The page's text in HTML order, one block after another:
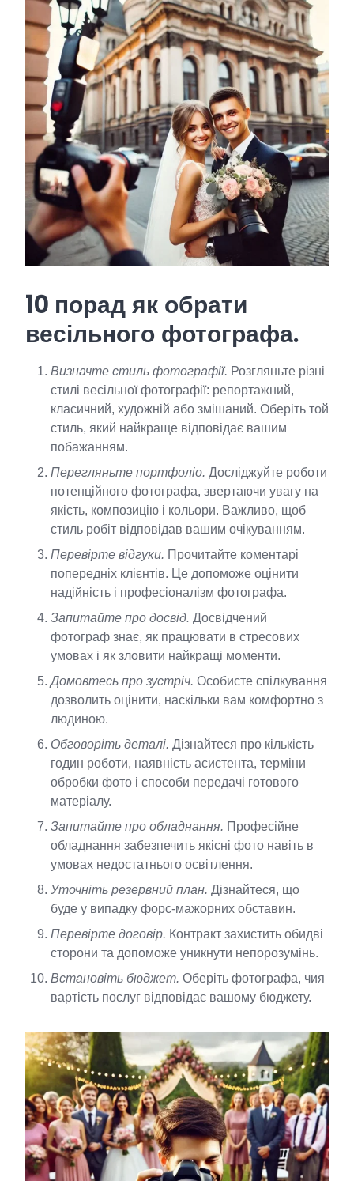
10 порад як обрати
весільного фотографа.
Визначте стиль фотографії. Розгляньте різні
стилі весільної фотографії: репортажний,
класичний, художній або змішаний. Оберіть той
стиль, який найкраще відповідає вашим
побажанням.
Перегляньте портфоліо. Досліджуйте роботи
потенційного фотографа, звертаючи увагу на
якість, композицію і кольори. Важливо, щоб
стиль робіт відповідав вашим очікуванням.
Перевірте відгуки. Прочитайте коментарі
попередніх клієнтів. Це допоможе оцінити
надійність і професіоналізм фотографа.
Запитайте про досвід. Досвідчений
фотограф знає, як працювати в стресових
умовах і як зловити найкращі моменти.
Домовтесь про зустріч. Особисте спілкування
дозволить оцінити, наскільки вам комфортно з
людиною.
Обговоріть деталі. Дізнайтеся про кількість
годин роботи, наявність асистента, терміни
обробки фото і способи передачі готового
матеріалу.
Запитайте про обладнання. Професійне
обладнання забезпечить якісні фото навіть в
умовах недостатнього освітлення.
Уточніть резервний план. Дізнайтеся, що
буде у випадку форс-мажорних обставин.
Перевірте договір. Контракт захистить обидві
сторони та допоможе уникнути непорозумінь.
Встановіть бюджет. Оберіть фотографа, чия
вартість послуг відповідає вашому бюджету.